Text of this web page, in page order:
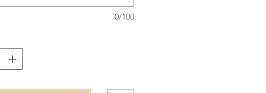
0/100